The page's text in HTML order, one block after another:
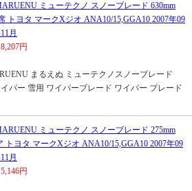
ミューテクノ スノーブレード 630mm
トヨタ マークXジオ ANA10/15,GGA10 2007年09
月
円
まるえぬ ミューテクノスノーブレード
イパー 雪用 ワイパーブレード ワイパー ブレード
ミューテクノ スノーブレード 275mm
トヨタ マークXジオ ANA10/15,GGA10 2007年09
月
円